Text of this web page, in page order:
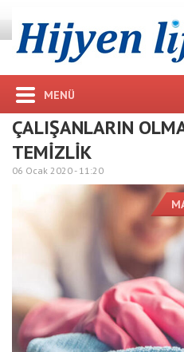
MENÜ
ÇALIŞANLARIN
TEMİZLİK
06 Ocak 2020 - 11:20